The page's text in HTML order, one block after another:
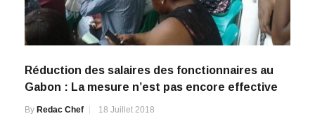
Réduction des salaires des fonctionnaires au
Gabon : La mesure n’est pas encore effective
By Redac Chef 18 Juillet 2018